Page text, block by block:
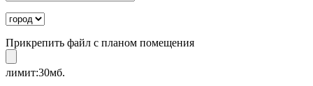
Прикрепить файл с планом помещения
лимит:30мб.